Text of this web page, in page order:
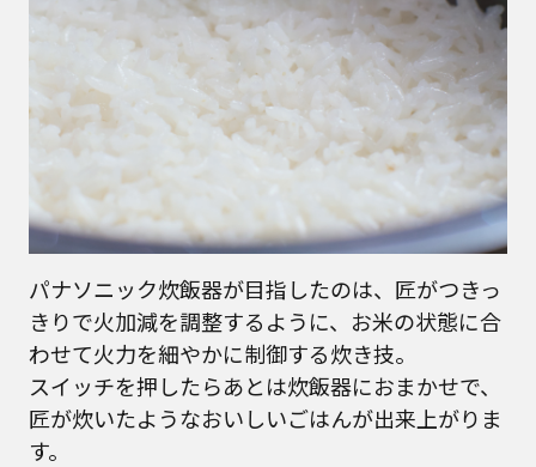
パナソニック炊飯器が目指したのは、匠がつきっ
きりで火加減を調整するように、お米の状態に合
わせて火力を細やかに制御する炊き技。
スイッチを押したらあとは炊飯器におまかせで、
匠が炊いたようなおいしいごはんが出来上がりま
す。